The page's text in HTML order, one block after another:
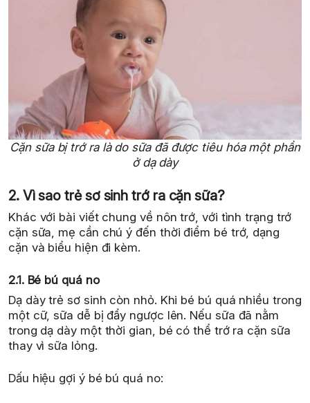
Cặn sữa bị trớ ra là do sữa đã được tiêu hóa một phần
ở dạ dày
2. Vì sao trẻ sơ sinh trớ ra cặn sữa?
Khác với bài viết chung về nôn trớ, với tình trạng trớ
cặn sữa, mẹ cần chú ý đến thời điểm bé trớ, dạng
cặn và biểu hiện đi kèm.
2.1. Bé bú quá no
Dạ dày trẻ sơ sinh còn nhỏ. Khi bé bú quá nhiều trong
một cữ, sữa dễ bị đẩy ngược lên. Nếu sữa đã nằm
trong dạ dày một thời gian, bé có thể trớ ra cặn sữa
thay vì sữa lỏng.
Dấu hiệu gợi ý bé bú quá no: